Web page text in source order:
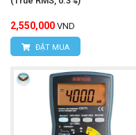
2,550,000 VND
ĐẶT MUA